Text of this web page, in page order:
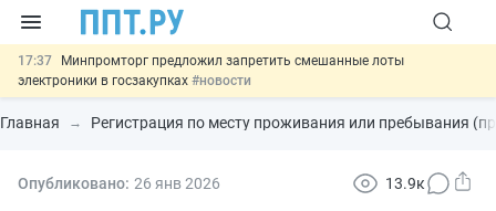
17:37
Минпромторг предложил запретить смешанные лоты
электроники в госзакупках #новости
17:13 Подписан указ об отмене спецрежима для вкладов физлиц из
недружественных стран#новости
15:51 МВД запускает автоматическое аннулирование патента
Главная Регистрация по месту проживания или пребывания
Опубликовано: 26 янв2026 13.9к